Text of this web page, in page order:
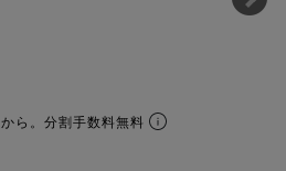
から。分割手数料無料